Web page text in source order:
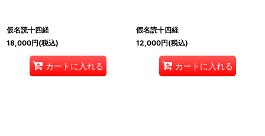
仮名読十四経
18,000円(税込)
カートに入れる
假名読十四経
12,000円(税込)
カートに入れる